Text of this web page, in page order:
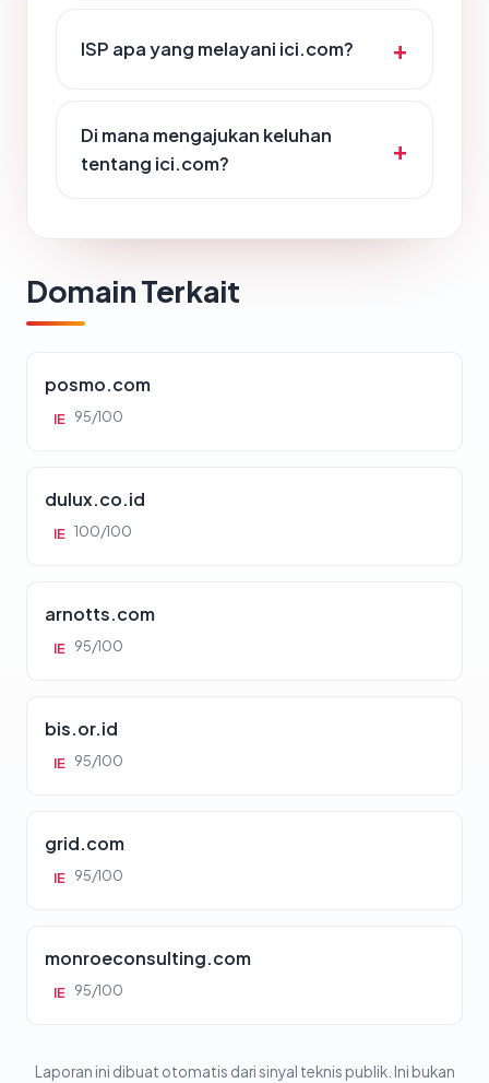
ISP apa yang melayani ici.com?
Di mana mengajukan keluhan
tentang ici.com?
Domain Terkait
posmo.com
IE 95/100
dulux.co.id
IE 100/100
arnotts.com
IE 95/100
bis.or.id
IE 95/100
grid.com
IE 95/100
monroeconsulting.com
IE 95/100
Laporan ini dibuat otomatis dari sinyal teknis publik. Ini bukan